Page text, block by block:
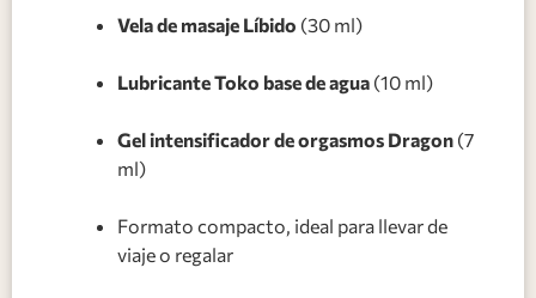
Vela de masaje Líbido (30 ml)
Lubricante Toko base de agua (10 ml)
Gel intensificador de orgasmos Dragon (7
ml)
Formato compacto, ideal para llevar de
viaje o regalar